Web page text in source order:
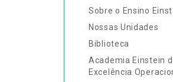
Sobre o Ensino
Nossas Unidades
Biblioteca
Academia Einstein
Excelência